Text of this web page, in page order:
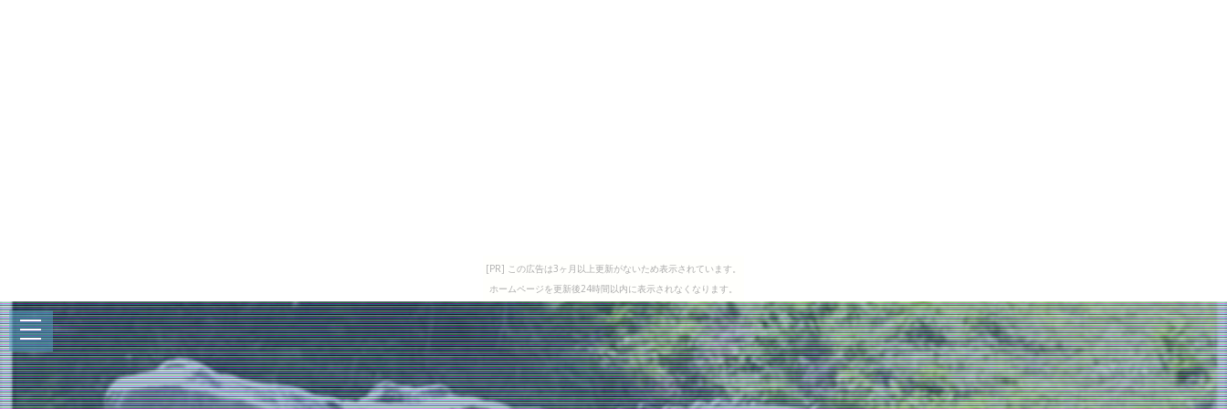
[PR] この広告は3ヶ月以上更新がないため表示されています。
ホームページを更新後24時間以内に表示されなくなります。